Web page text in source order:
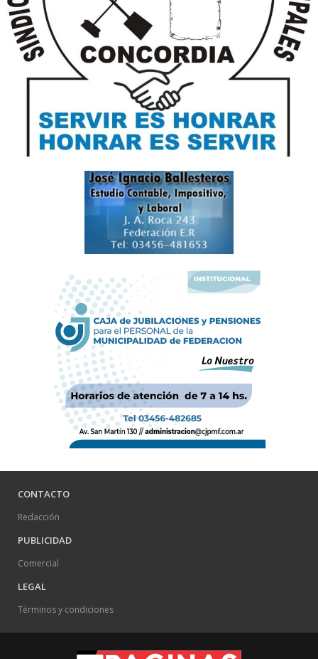
CONTACTO
Redacción
PUBLICIDAD
Comercial
LEGAL
Términos y condiciones